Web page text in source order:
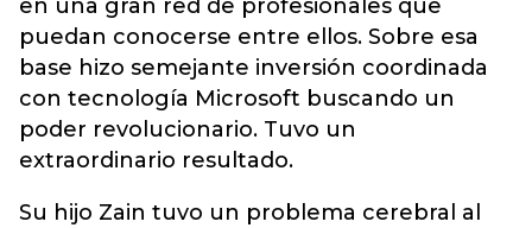
en una gran red de profesionales que
puedan conocerse entre ellos. Sobre esa
base hizo semejante inversión coordinada
con tecnología Microsoft buscando un
poder revolucionario. Tuvo un
extraordinario resultado.
Su hijo Zain tuvo un problema cerebral al